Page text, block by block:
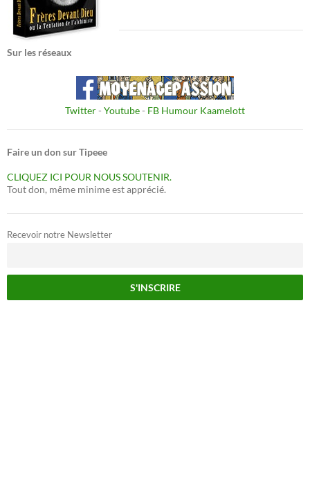
Sur les réseaux
Twitter- Youtube- FB Humour Kaamelott
Faire un don sur Tipeee
CLIQUEZ ICI POUR NOUS SOUTENIR.
Tout don, même minime est apprécié.
Recevoir notre Newsletter